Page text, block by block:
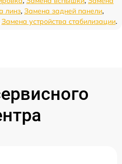
линз, Замена задней панели,
Замена устройства стабилизации.